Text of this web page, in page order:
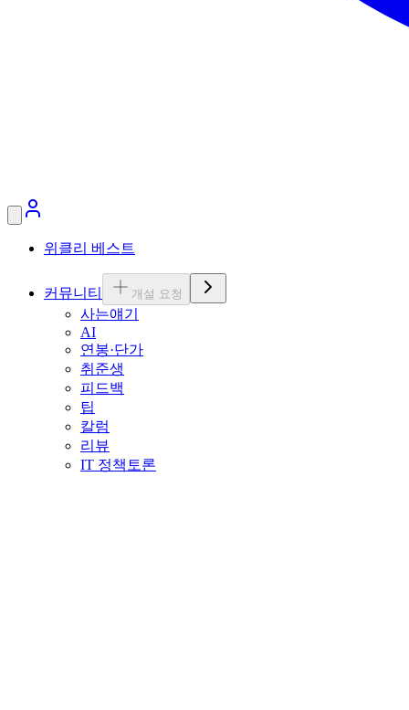
위클리 베스트
커뮤니티 개설 요청
사는얘기
AI
연봉·단가
취준생
피드백
팁
칼럼
리뷰
IT 정책토론